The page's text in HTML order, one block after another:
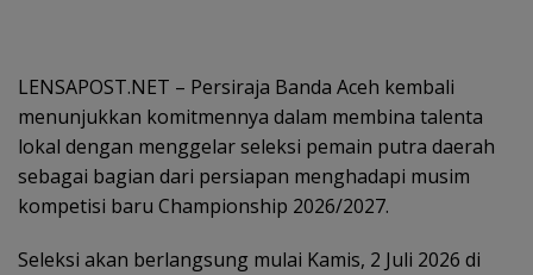
LENSAPOST.NET – Persiraja Banda Aceh kembali
menunjukkan komitmennya dalam membina talenta
lokal dengan menggelar seleksi pemain putra daerah
sebagai bagian dari persiapan menghadapi musim
kompetisi baru Championship 2026/2027.
Seleksi akan berlangsung mulai Kamis, 2 Juli 2026 di